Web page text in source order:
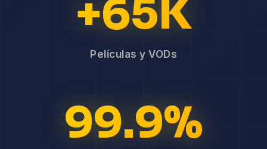
+65K
Películas y VODs
99.9%